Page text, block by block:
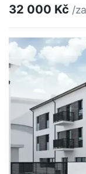
32 000 Kč /